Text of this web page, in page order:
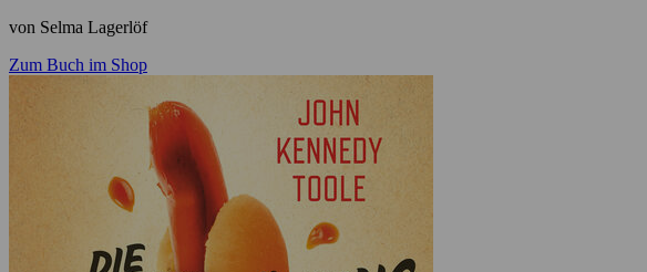
von Selma Lagerlöf
Zum Buch im Shop